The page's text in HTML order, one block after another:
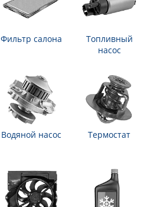
Фильтр салона
Топливный
насос
Водяной насос Термостат